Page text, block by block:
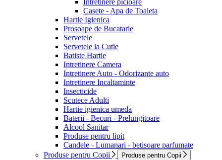
Intretinere picioare
Casete - Apa de Toaleta
Hartie Igienica
Prosoape de Bucatarie
Servetele
Servetele la Cutie
Batiste Hartie
Intretinere Camera
Intretinere Auto - Odorizante auto
Intretinere Incaltaminte
Insecticide
Scutece Adulti
Hartie igienica umeda
Baterii - Becuri - Prelungitoare
Alcool Sanitar
Produse pentru lipit
Candele - Lumanari - betisoare parfumate
Produse pentru Copii
Produse pentru Copii